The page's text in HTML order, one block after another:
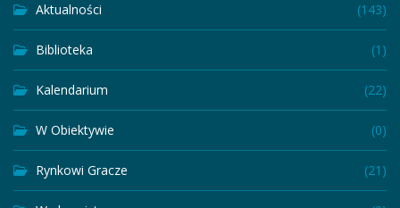
Aktualności (143)
Biblioteka (1)
Kalendarium (22)
W Obiektywie (0)
Rynkowi Gracze (21)